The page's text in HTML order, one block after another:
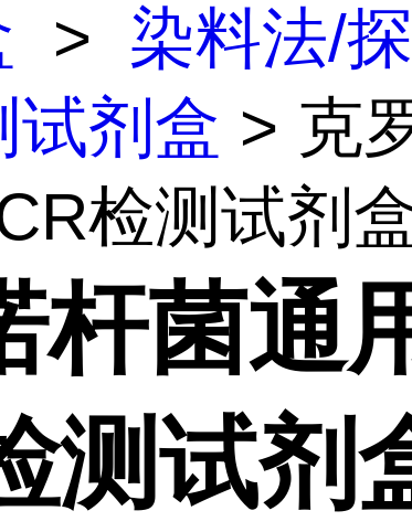
> 染料法/
试剂盒 > 克
检测试剂
杆菌通
测试剂